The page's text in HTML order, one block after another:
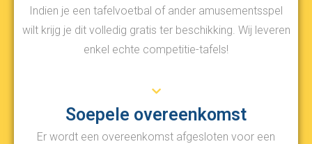
Indien je een tafelvoetbal of ander amusementsspel
wilt krijg je dit volledig gratis ter beschikking. Wij leveren
enkel echte competitie-tafels!
Soepele overeenkomst
Er wordt een overeenkomst afgesloten voor een